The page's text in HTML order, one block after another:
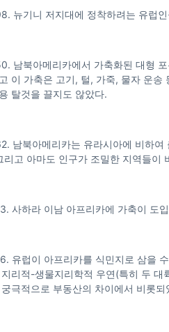
뉴기니 저지대에 정착하려는 유럽
남북아메리카에서 가축화된 대형
이 가축은 고기, 털, 가죽, 물자 운
탈것을 끌지도 않았다.
남북아메리카는 유라시아에 비하
리고 아마도 인구가 조밀한 지역들이
사하라 이남 아프리카에 가축이 도
유럽이 아프리카를 식민지로 삼을
리적-생물지리학적 우연(특히 두
극적으로 부동산의 차이에서 비롯되